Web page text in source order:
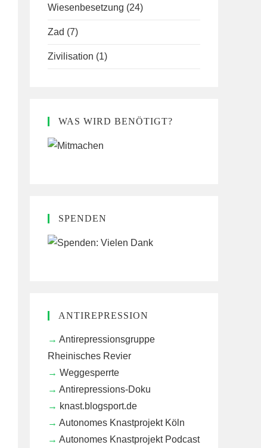
Wiesenbesetzung (24)
Zad (7)
Zivilisation (1)
WAS WIRD BENÖTIGT?
SPENDEN
ANTIREPRESSION
Antirepressionsgruppe
Rheinisches Revier
Weggesperrte
Antirepressions-Doku
knast.blogsport.de
Autonomes Knastprojekt Köln
Autonomes Knastprojekt Podcast